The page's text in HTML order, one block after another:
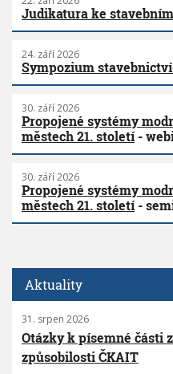
Judikatura ke
24. září 2026
Sympozium
30. září 2026
Propojené systémy
městech 21. století-
30. září 2026
Propojené systémy
městech 21. století-
Aktuality
31. srpen 2026
Otázky k písemné části
způsobilosti ČKAIT